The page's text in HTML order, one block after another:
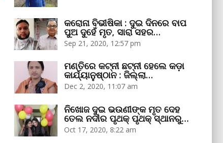
କରୋନା ବିଭୀଷିକା : ଦୁଇ ଦିନରେ ବାପ
ପୁଅ ଦୁହେଁ ମୃତ, ସାରା ସହର…
Sep 21, 2020, 12:57 pm
ମଣ୍ତିରେ କଟ୍‌ନୀ ଛଟ୍‌ନୀ ହେଲେ କଡ଼ା
କାର୍ଯ୍ୟାନୁଷ୍ଠାନ : ଜିଲ୍ଲା…
Dec 2, 2020, 11:07 am
ନିଖୋଜ ଦୁଇ ଭଉଣୀଙ୍କ ମୃତ ଦେହ
ତେଲ ନଦୀର ପୃଥକ୍‌ ପୃଥକ୍‌ ସ୍ଥାନରୁ…
Oct 17, 2020, 8:22 am